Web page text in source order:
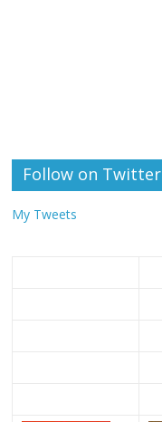
Follow on Twitter
My Tweets